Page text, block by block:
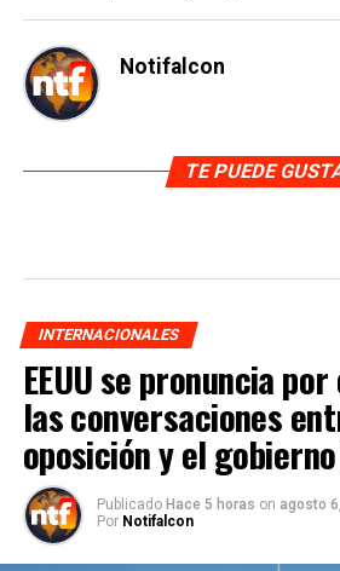
Notifalcon
TE PUEDE
INTERNACIONALES
EEUU se pronuncia
las conversaciones
oposición y el
Publicado Hace 5 horas on agosto
Por Notifalcon